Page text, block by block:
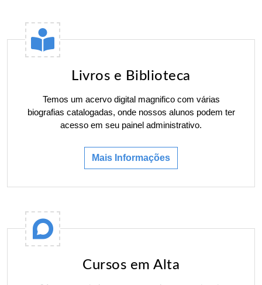
Livros e Biblioteca
Temos um acervo digital magnifico com várias
biografias catalogadas, onde nossos alunos podem ter
acesso em seu painel administrativo.
Mais Informações
Cursos em Alta